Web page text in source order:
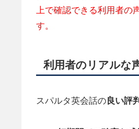
上で確認できる利用者
す。
利用者のリアルな
スパルタ英会話の 良い評